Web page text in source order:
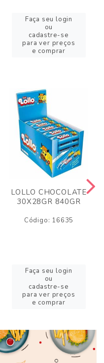
Faça seu login
ou
cadastre-se
para ver preços
e comprar
LOLLO CHOCOLATE
30X28GR 840GR
Código: 16635
Faça seu login
ou
cadastre-se
para ver preços
e comprar